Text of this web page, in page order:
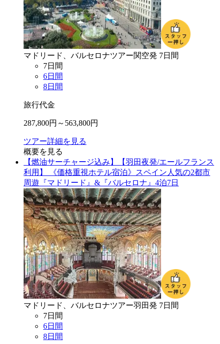
マドリード、バルセロナツアー関空発 7日間
7日間
6日間
8日間
旅行代金
287,800円～ 563,800円
ツアー詳細を見る
概要を見る
【燃油サーチャージ込み】【羽田夜発/エールフランス
利用】 《価格重視ホテル宿泊》スペイン人気の2都市
周遊『マドリード』&『バルセロナ』4泊7日
マドリード、バルセロナツアー羽田発 7日間
7日間
6日間
8日間